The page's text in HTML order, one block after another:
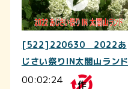
[522]220630 2022あ
じさい祭りIN太閤山ランド
00:02:24